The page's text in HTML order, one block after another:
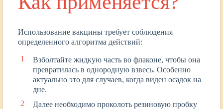
Использование вакцины требует соблюдения
определенного алгоритма действий:
Взболтайте жидкую часть во флаконе, чтобы она
превратилась в однородную взвесь. Особенно
актуально это для случаев, когда виден осадок на
дне.
Далее необходимо проколоть резиновую пробку